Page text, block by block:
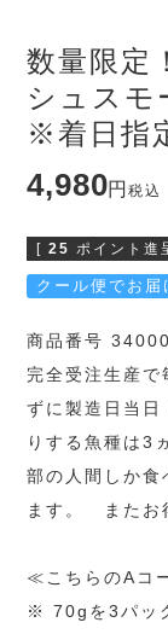
数量限定
シュスモ
※着日指
4,980 税込
[ 25 ポイント進
クール便でお届
商品番号
完全受注生産
ずに製造日当日
りする魚種は3
部の人間しか食
ます。 またお
≪こちらのAコ
※ 70gを3パッ